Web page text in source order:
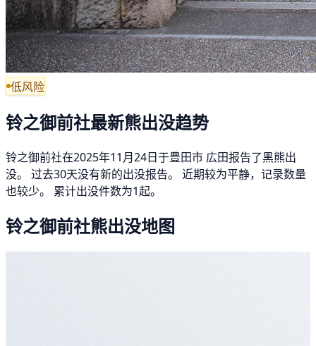
低风险
铃之御前社最新熊出没趋势
铃之御前社在2025年11月24日于豊田市 広田报告了黑熊出
没。 过去30天没有新的出没报告。 近期较为平静，记录数量
也较少。 累计出没件数为1起。
铃之御前社熊出没地图